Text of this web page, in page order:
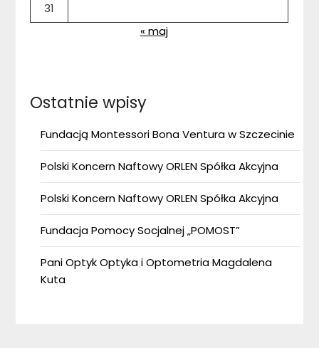
31
« maj
Ostatnie wpisy
Fundacją Montessori Bona Ventura w Szczecinie
Polski Koncern Naftowy ORLEN Spółka Akcyjna
Polski Koncern Naftowy ORLEN Spółka Akcyjna
Fundacja Pomocy Socjalnej „POMOST”
Pani Optyk Optyka i Optometria Magdalena
Kuta